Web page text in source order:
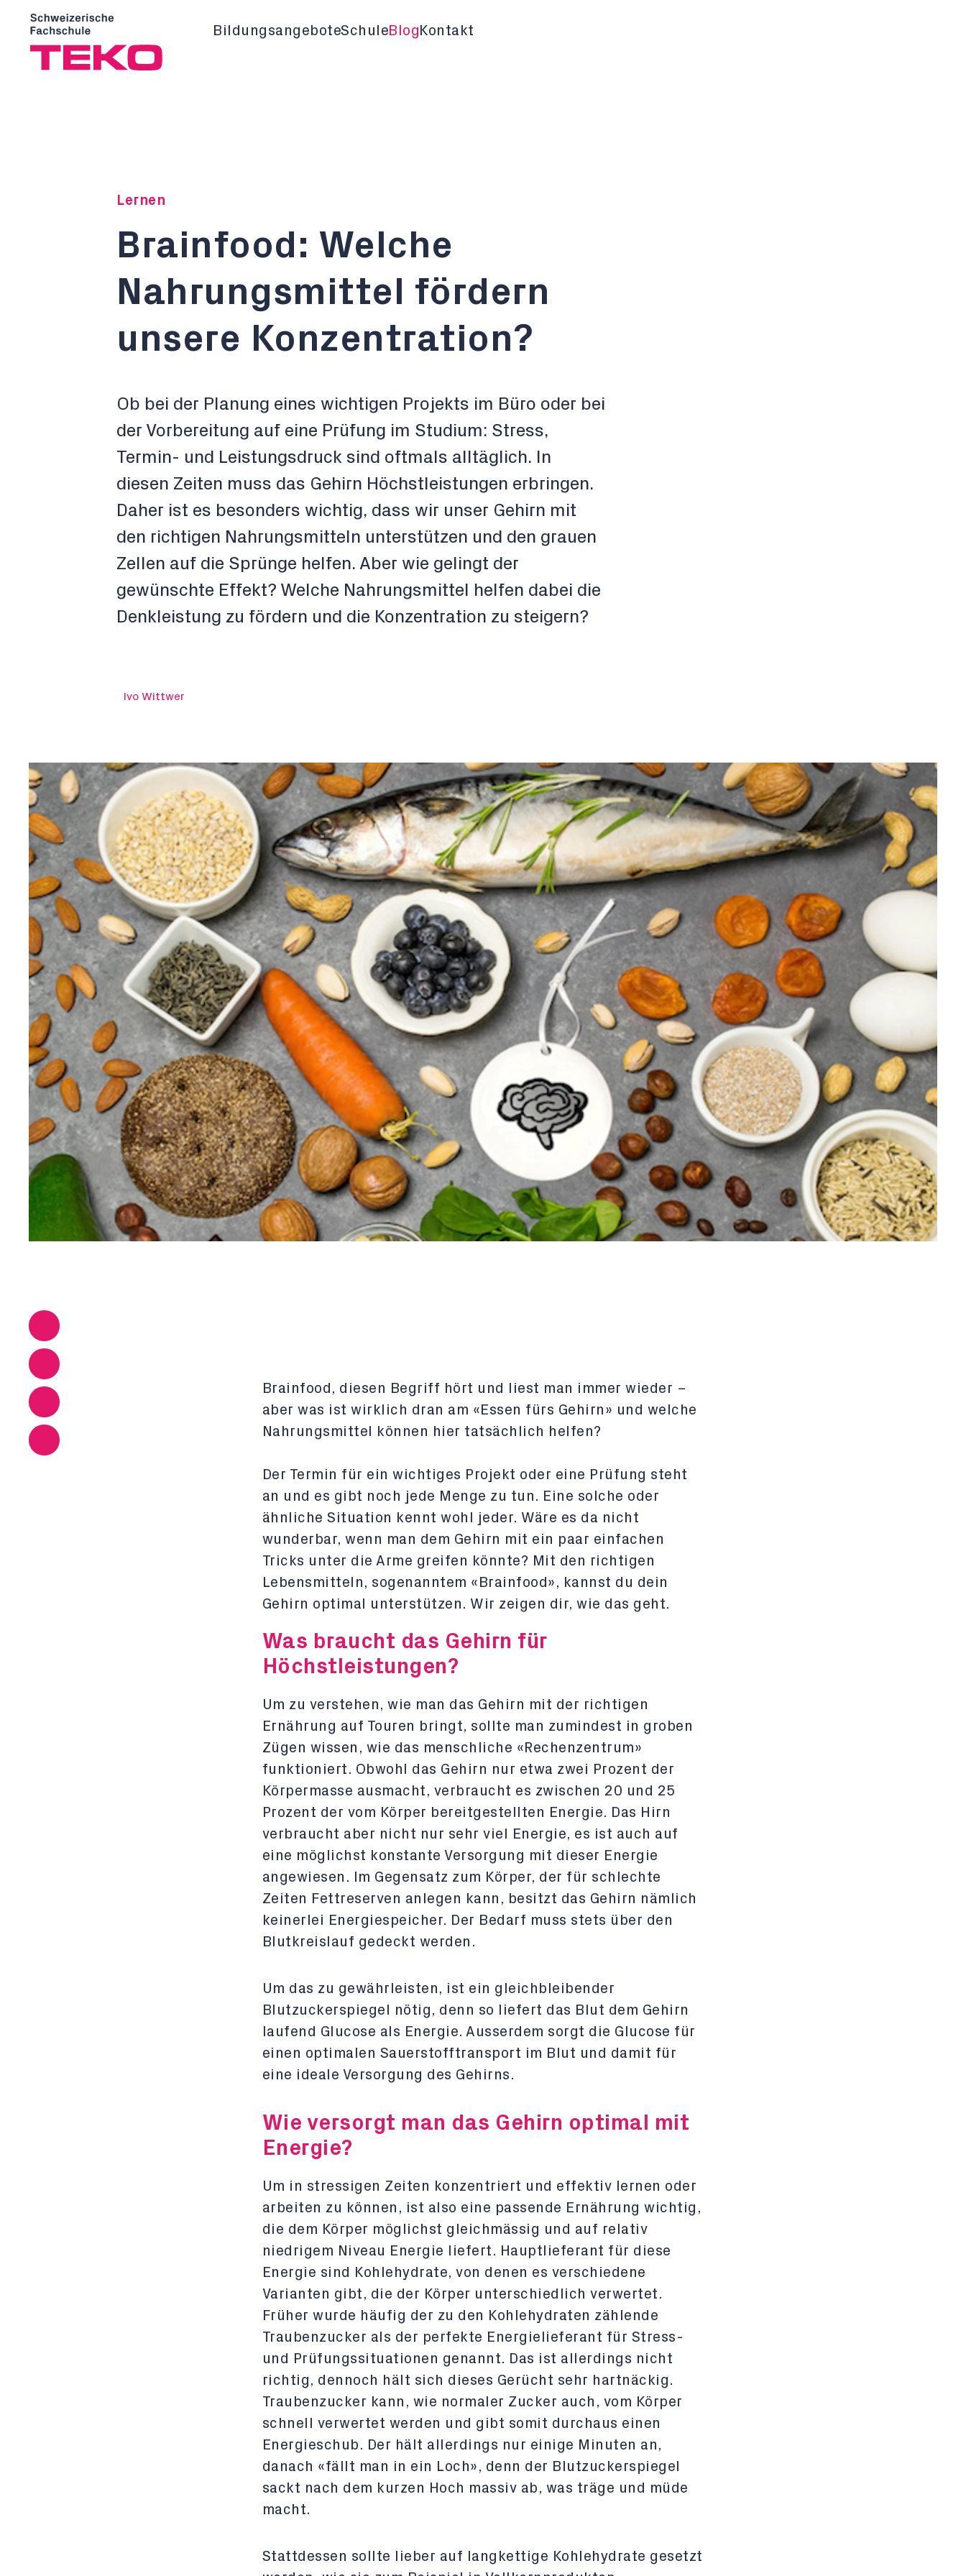
BildungsangeboteSchule Blog Kontakt
Lernen
Brainfood: Welche
Nahrungsmittel fördern
unsere Konzentration?
Ob bei der Planung eines wichtigen Projekts im Büro oder bei
der Vorbereitung auf eine Prüfung im Studium: Stress,
Termin- und Leistungsdruck sind oftmals alltäglich. In
diesen Zeiten muss das Gehirn Höchstleistungen erbringen.
Daher ist es besonders wichtig, dass wir unser Gehirn mit
den richtigen Nahrungsmitteln unterstützen und den grauen
Zellen auf die Sprünge helfen. Aber wie gelingt der
gewünschte Effekt? Welche Nahrungsmittel helfen dabei die
Denkleistung zu fördern und die Konzentration zu steigern?
Ivo Wittwer
Brainfood, diesen Begriff hört und liest man immer wieder –
aber was ist wirklich dran am «Essen fürs Gehirn» und welche
Nahrungsmittel können hier tatsächlich helfen?
Der Termin für ein wichtiges Projekt oder eine Prüfung steht
an und es gibt noch jede Menge zu tun. Eine solche oder
ähnliche Situation kennt wohl jeder. Wäre es da nicht
wunderbar, wenn man dem Gehirn mit ein paar einfachen
Tricks unter die Arme greifen könnte? Mit den richtigen
Lebensmitteln, sogenanntem «Brainfood», kannst du dein
Gehirn optimal unterstützen. Wir zeigen dir, wie das geht.
Was braucht das Gehirn für
Höchstleistungen?
Um zu verstehen, wie man das Gehirn mit der richtigen
Ernährung auf Touren bringt, sollte man zumindest in groben
Zügen wissen, wie das menschliche «Rechenzentrum»
funktioniert. Obwohl das Gehirn nur etwa zwei Prozent der
Körpermasse ausmacht, verbraucht es zwischen 20 und 25
Prozent der vom Körper bereitgestellten Energie. Das Hirn
verbraucht aber nicht nur sehr viel Energie, es ist auch auf
eine möglichst konstante Versorgung mit dieser Energie
angewiesen. Im Gegensatz zum Körper, der für schlechte
Zeiten Fettreserven anlegen kann, besitzt das Gehirn nämlich
keinerlei Energiespeicher. Der Bedarf muss stets über den
Blutkreislauf gedeckt werden.
Um das zu gewährleisten, ist ein gleichbleibender
Blutzuckerspiegel nötig, denn so liefert das Blut dem Gehirn
laufend Glucose als Energie. Ausserdem sorgt die Glucose für
einen optimalen Sauerstofftransport im Blut und damit für
eine ideale Versorgung des Gehirns.
Wie versorgt man das Gehirn optimal mit
Energie?
Um in stressigen Zeiten konzentriert und effektiv lernen oder
arbeiten zu können, ist also eine passende Ernährung wichtig,
die dem Körper möglichst gleichmässig und auf relativ
niedrigem Niveau Energie liefert. Hauptlieferant für diese
Energie sind Kohlehydrate, von denen es verschiedene
Varianten gibt, die der Körper unterschiedlich verwertet.
Früher wurde häufig der zu den Kohlehydraten zählende
Traubenzucker als der perfekte Energielieferant für Stress-
und Prüfungssituationen genannt. Das ist allerdings nicht
richtig, dennoch hält sich dieses Gerücht sehr hartnäckig.
Traubenzucker kann, wie normaler Zucker auch, vom Körper
schnell verwertet werden und gibt somit durchaus einen
Energieschub. Der hält allerdings nur einige Minuten an,
danach «fällt man in ein Loch», denn der Blutzuckerspiegel
sackt nach dem kurzen Hoch massiv ab, was träge und müde
macht.
Stattdessen sollte lieber auf langkettige Kohlehydrate gesetzt